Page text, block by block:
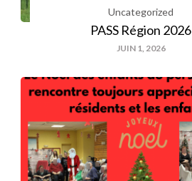
Uncategorized
PASS Région 2026
JUIN 1, 2026